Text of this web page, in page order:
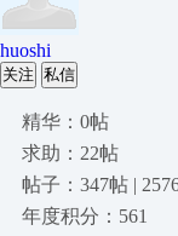
huoshi
关注 私信
精华：0帖
求助：22帖
帖子：347帖 |
年度积分：561